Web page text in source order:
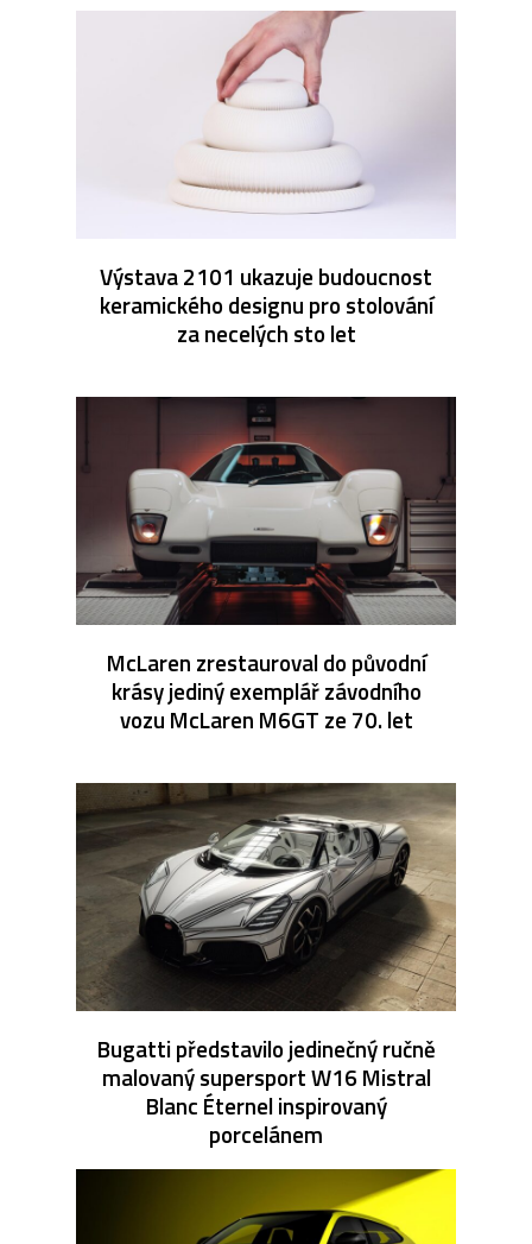
Výstava 2101 ukazuje budoucnost
keramického designu pro stolování
za necelých sto let
McLaren zrestauroval do původní
krásy jediný exemplář závodního
vozu McLaren M6GT ze 70. let
Bugatti představilo jedinečný ručně
malovaný supersport W16 Mistral
Blanc Éternel inspirovaný
porcelánem